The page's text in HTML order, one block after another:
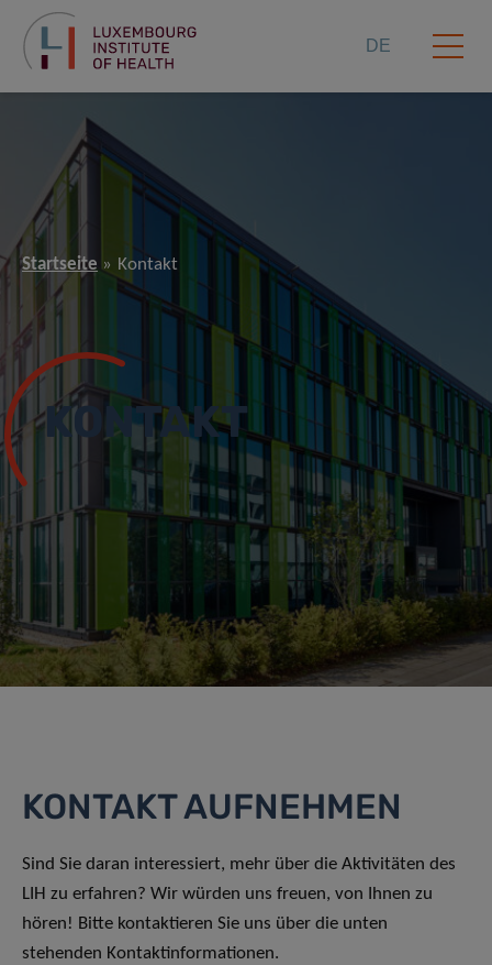
DE
Startseite Kontakt
KONTAKT
KONTAKT AUFNEHMEN
Sind Sie daran interessiert, mehr über die Aktivitäten des
LIH zu erfahren? Wir würden uns freuen, von Ihnen zu
hören! Bitte kontaktieren Sie uns über die unten
stehenden Kontaktinformationen.